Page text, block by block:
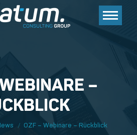
–
sich hier:
OZF – Webinare – Rückblick